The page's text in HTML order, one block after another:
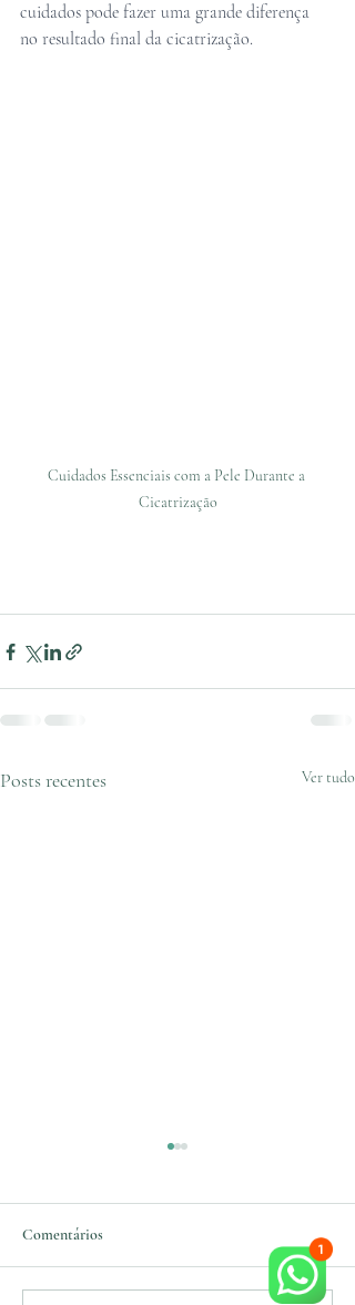
cuidados pode fazer uma grande diferença
no resultado final da cicatrização.
Cuidados Essenciais com a Pele Durante a
Cicatrização
Posts recentes Ver tudo
Comentários